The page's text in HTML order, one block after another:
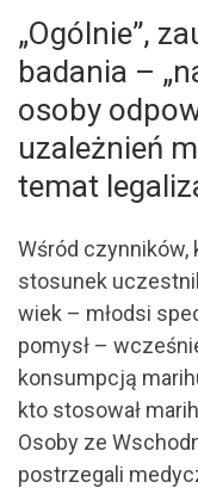
„Ogólnie”,
badania –
osoby
uzależnień
temat
Wśród czynników,
stosunek
wiek – młodsi
pomysł –
konsumpcją
kto stosował
Osoby ze
postrzegali